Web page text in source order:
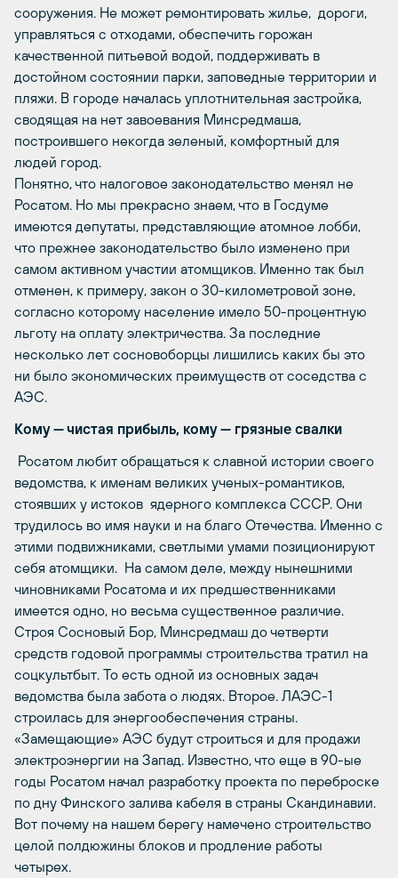
сооружения. Не может ремонтировать жилье, дороги,
управляться с отходами, обеспечить горожан
качественной питьевой водой, поддерживать в
достойном состоянии парки, заповедные территории и
пляжи. В городе началась уплотнительная застройка,
сводящая на нет завоевания Минсредмаша,
построившего некогда зеленый, комфортный для
людей город.
Понятно, что налоговое законодательство менял не
Росатом. Но мы прекрасно знаем, что в Госдуме
имеются депутаты, представляющие атомное лобби,
что прежнее законодательство было изменено при
самом активном участии атомщиков. Именно так был
отменен, к примеру, закон о 30-километровой зоне,
согласно которому население имело 50-процентную
льготу на оплату электричества. За последние
несколько лет сосновоборцы лишились каких бы это
ни было экономических преимуществ от соседства с
АЭС.
Кому — чистая прибыль, кому — грязные свалки
Росатом любит обращаться к славной истории своего
ведомства, к именам великих ученых-романтиков,
стоявших у истоков ядерного комплекса СССР. Они
трудилось во имя науки и на благо Отечества. Именно с
этими подвижниками, светлыми умами позиционируют
себя атомщики. На самом деле, между нынешними
чиновниками Росатома и их предшественниками
имеется одно, но весьма существенное различие.
Строя Сосновый Бор, Минсредмаш до четверти
средств годовой программы строительства тратил на
соцкультбыт. То есть одной из основных задач
ведомства была забота о людях. Второе. ЛАЭС-1
строилась для энергообеспечения страны.
«Замещающие» АЭС будут строиться и для продажи
электроэнергии на Запад. Известно, что еще в 90-ые
годы Росатом начал разработку проекта по переброске
по дну Финского залива кабеля в страны Скандинавии.
Вот почему на нашем берегу намечено строительство
целой полдюжины блоков и продление работы
четырех.